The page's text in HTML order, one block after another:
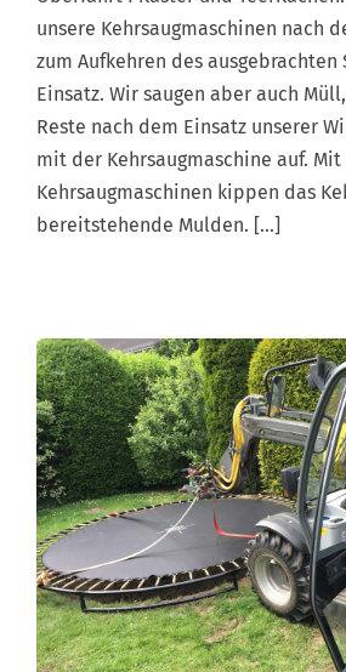
unsere Kehrsaugmaschinen nach
zum Aufkehren des ausgebrachten
Einsatz. Wir saugen aber auch
Reste nach dem Einsatz unserer
mit der Kehrsaugmaschine auf. Mit
Kehrsaugmaschinen kippen das
bereitstehende Mulden. […]